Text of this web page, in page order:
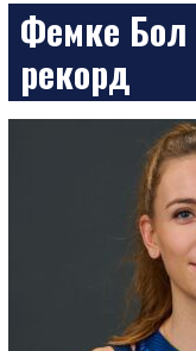
Фемке Бол
рекорд